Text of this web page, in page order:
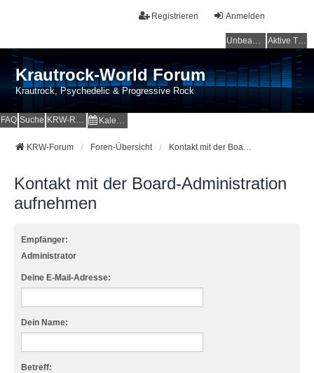
Anmelden
Registrieren
Unbeantwortete Themen Aktive Themen
Krautrock-World Forum
Krautrock, Psychedelic & Progressive Rock
FAQ Suche KRW-Radio Kalender
KRW-Forum Foren-Übersicht Kontakt mit der Board-Administration aufnehmen
Kontakt mit der Board-Administration
aufnehmen
Empfänger:
Administrator
Deine E-Mail-Adresse:
Dein Name:
Betreff: